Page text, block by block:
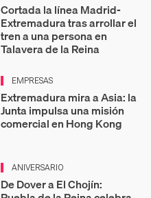
Cortada la línea Madrid-
Extremadura tras arrollar el
tren a una persona en
Talavera de la Reina
EMPRESAS
Extremadura mira a Asia: la
Junta impulsa una misión
comercial en Hong Kong
ANIVERSARIO
De Dover a El Chojín: